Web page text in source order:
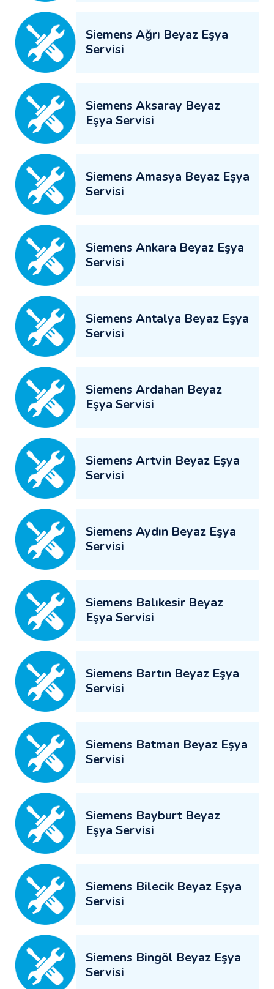
Siemens Ağrı Beyaz Eşya
Servisi
Siemens Aksaray Beyaz
Eşya Servisi
Siemens Amasya Beyaz Eşya
Servisi
Siemens Ankara Beyaz Eşya
Servisi
Siemens Antalya Beyaz Eşya
Servisi
Siemens Ardahan Beyaz
Eşya Servisi
Siemens Artvin Beyaz Eşya
Servisi
Siemens Aydın Beyaz Eşya
Servisi
Siemens Balıkesir Beyaz
Eşya Servisi
Siemens Bartın Beyaz Eşya
Servisi
Siemens Batman Beyaz Eşya
Servisi
Siemens Bayburt Beyaz
Eşya Servisi
Siemens Bilecik Beyaz Eşya
Servisi
Siemens Bingöl Beyaz Eşya
Servisi